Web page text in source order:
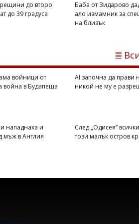
Мароко се чувства
Влиянието на Тръмп е в
до второ
до 39 градуса
Баба от Зидарово
ало измамник за
на близък
войници от
война в Будапеща
AI започна да прави
никой не му е
нападнаха и
мъж в Англия
След „Одисея“
този малък остров